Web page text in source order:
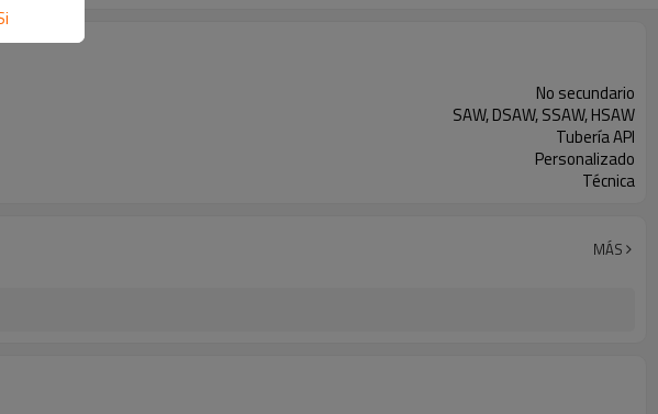
No secundario
SAW, DSAW, SSAW, HSAW
Tubería API
Personalizado
Técnica
MÁS